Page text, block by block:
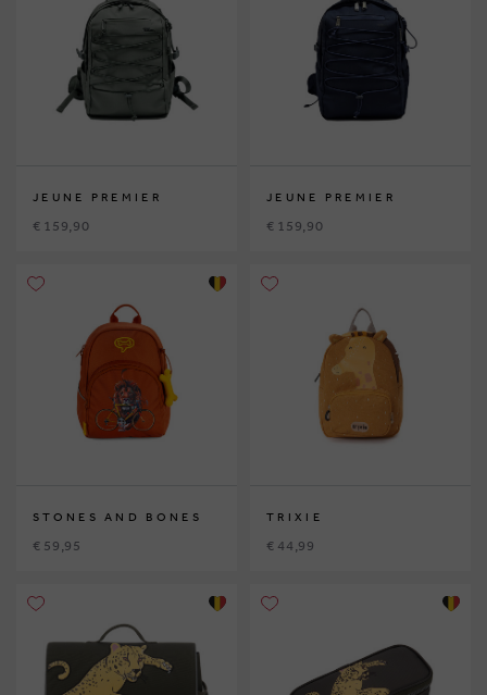
JEUNE PREMIER
€ 159,90
JEUNE PREMIER
€ 159,90
STONES AND BONES
€ 59,95
TRIXIE
€ 44,99